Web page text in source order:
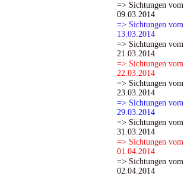
=> Sichtungen vom
09.03.2014
=> Sichtungen vom
13.03.2014
=> Sichtungen vom
21.03.2014
=> Sichtungen vom
22.03.2014
=> Sichtungen vom
23.03.2014
=> Sichtungen vom
29.03.2014
=> Sichtungen vom
31.03.2014
=> Sichtungen vom
01.04.2014
=> Sichtungen vom
02.04.2014